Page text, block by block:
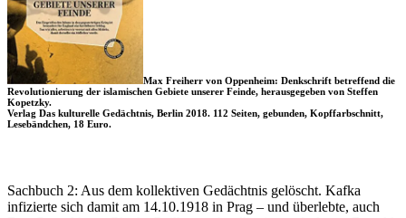
Max Freiherr von Oppenheim: Denkschrift betreffend die
Revolutionierung der islamischen Gebiete unserer Feinde, herausgegeben von Steffen
Kopetzky.
Verlag Das kulturelle Gedächtnis, Berlin 2018. 112 Seiten, gebunden, Kopffarbschnitt,
Lesebändchen, 18 Euro.
Sachbuch 2: Aus dem kollektiven Gedächtnis gelöscht. Kafka
infizierte sich damit am 14.10.1918 in Prag – und überlebte, auch